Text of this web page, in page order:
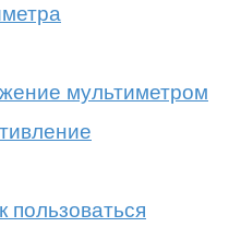
мультиметром
пользоваться